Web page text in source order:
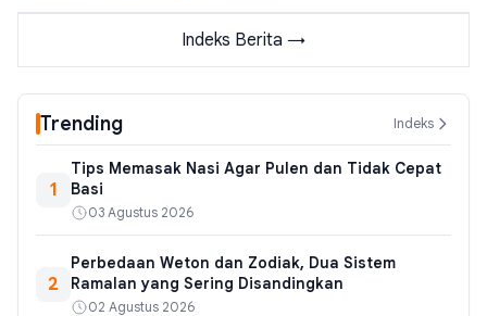
Indeks Berita →
Trending Indeks
1
Tips Memasak Nasi Agar Pulen dan Tidak Cepat
Basi
03 Agustus 2026
2
Perbedaan Weton dan Zodiak, Dua Sistem
Ramalan yang Sering Disandingkan
02 Agustus 2026